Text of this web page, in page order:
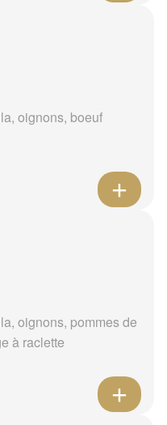
oignons, boeuf
oignons, pommes de
à raclette